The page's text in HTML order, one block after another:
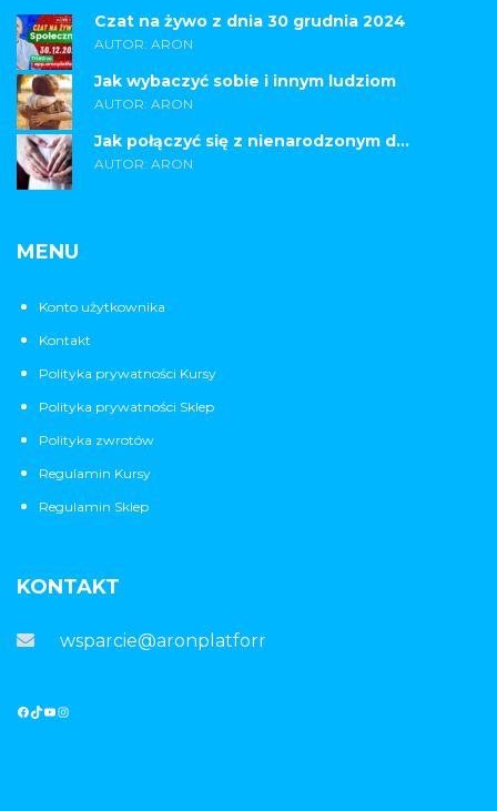
Czat na żywo z dnia 30 grudnia 2024
AUTOR: ARON
Jak wybaczyć sobie i innym ludziom
AUTOR: ARON
Jak połączyć się z nienarodzonym d...
AUTOR: ARON
MENU
Konto użytkownika
Kontakt
Polityka prywatności Kursy
Polityka prywatności Sklep
Polityka zwrotów
Regulamin Kursy
Regulamin Sklep
KONTAKT
wsparcie@aronplatforma.pl